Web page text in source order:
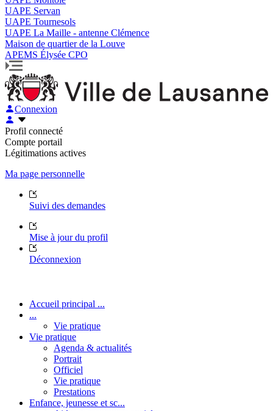
UAPE Servan
UAPE Tournesols
UAPE La Maille - antenne Clémence
Maison de quartier de la Louve
APEMS Élysée CPO
Connexion
Profil connecté
Compte portail
Légitimations actives
Ma page personnelle
Suivi des demandes
Mise à jour du profil
Déconnexion
Accueil principal ...
...
Vie pratique
Vie pratique
Agenda & actualités
Portrait
Officiel
Vie pratique
Prestations
Enfance, jeunesse et sc...